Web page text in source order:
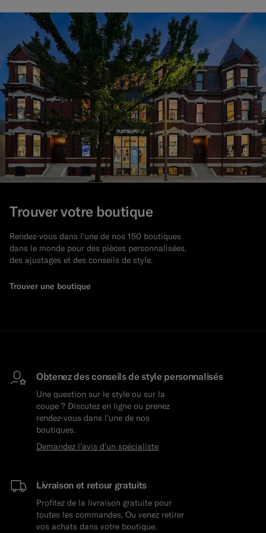
Trouver votre boutique
Rendez-vous dans l'une de nos 150 boutiques
dans le monde pour des pièces personnalisées,
des ajustages et des conseils de style.
Trouver une boutique
Obtenez des conseils de style personnalisés
Une question sur le style ou sur la
coupe ? Discutez en ligne ou prenez
rendez-vous dans l'une de nos
boutiques.
Demandez l'avis d'un spécialiste
Livraison et retour gratuits
Profitez de la livraison gratuite pour
toutes les commandes, Ou venez retirer
vos achats dans votre boutique.